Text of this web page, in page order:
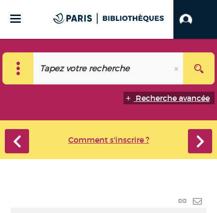
Recherche avancée
Comment s'inscrire ?
Lien